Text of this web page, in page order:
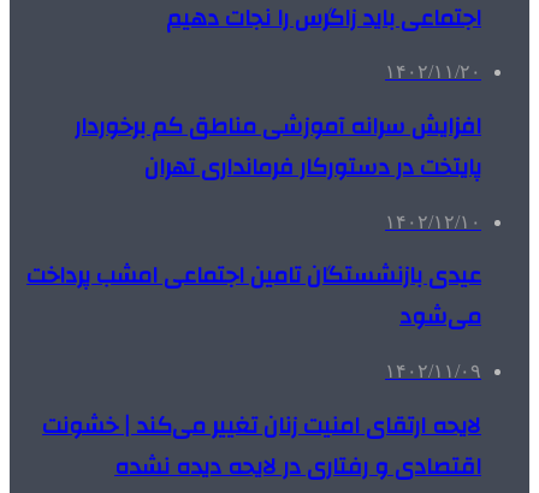
اجتماعی باید زاگرس را نجات دهیم
۱۴۰۲/۱۱/۲۰
افزایش سرانه آموزشی مناطق کم برخوردار
پایتخت در دستورکار فرمانداری تهران
۱۴۰۲/۱۲/۱۰
عیدی بازنشستگان تامین اجتماعی امشب پرداخت
می‌شود
۱۴۰۲/۱۱/۰۹
لایحه ارتقای امنیت زنان تغییر می‌کند | خشونت
اقتصادی و رفتاری در لایحه دیده نشده